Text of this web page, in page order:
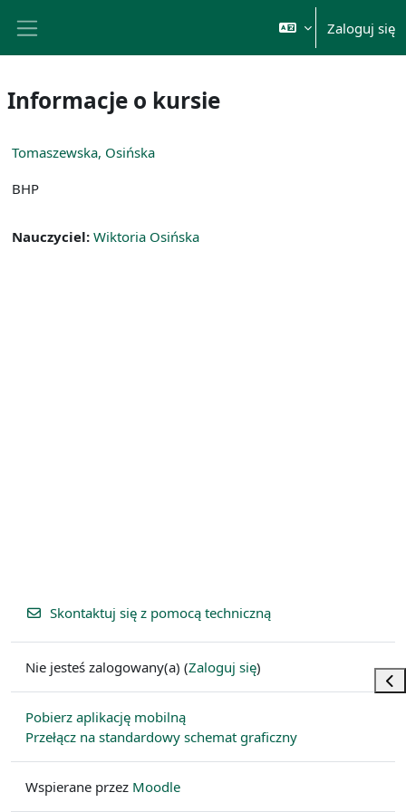
Zaloguj się
Informacje o kursie
Tomaszewska, Osińska
BHP
Nauczyciel: Wiktoria Osińska
Skontaktuj się z pomocą techniczną
Nie jesteś zalogowany(a) (Zaloguj się)
Pobierz aplikację mobilną
Przełącz na standardowy schemat graficzny
Wspierane przez Moodle